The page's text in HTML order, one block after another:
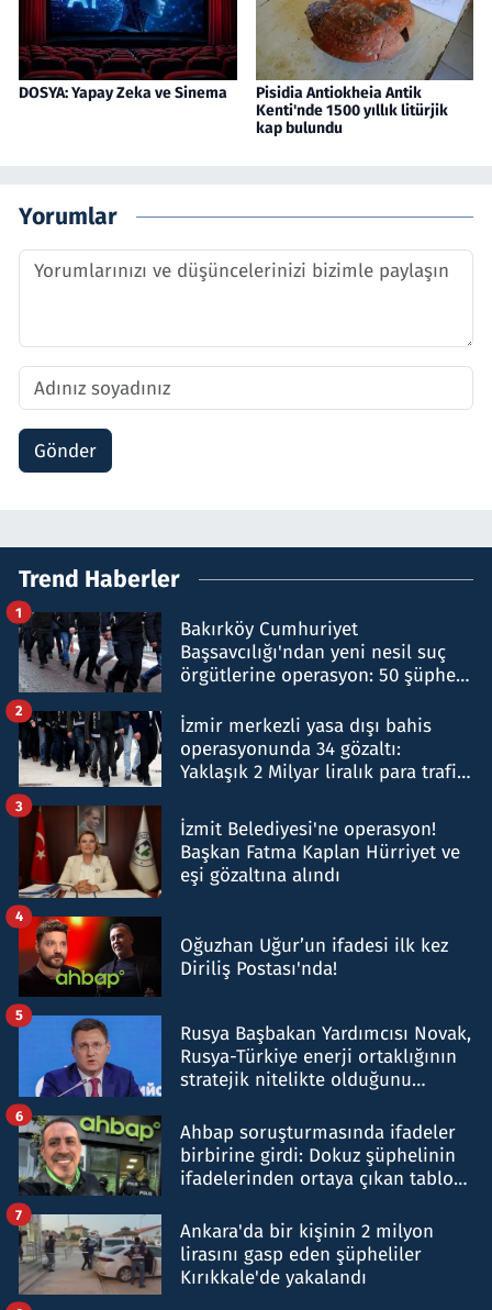
DOSYA: Yapay Zeka ve Sinema
Pisidia Antiokheia Antik
Kenti'nde 1500 yıllık litürjik
kap bulundu
Yorumlar
Gönder
Trend Haberler
Bakırköy Cumhuriyet
Başsavcılığı'ndan yeni nesil suç
örgütlerine operasyon: 50 şüpheli
1
İzmir merkezli yasa dışı bahis
operasyonunda 34 gözaltı:
Yaklaşık 2 Milyar liralık para trafiği
2
İzmit Belediyesi'ne operasyon!
Başkan Fatma Kaplan Hürriyet ve
eşi gözaltına alındı
3
Oğuzhan Uğur’un ifadesi ilk kez
Diriliş Postası'nda!
4
Rusya Başbakan Yardımcısı Novak,
Rusya-Türkiye enerji ortaklığının
stratejik nitelikte olduğunu
5
Ahbap soruşturmasında ifadeler
birbirine girdi: Dokuz şüphelinin
ifadelerinden ortaya çıkan tablo
6
Ankara'da bir kişinin 2 milyon
lirasını gasp eden şüpheliler
Kırıkkale'de yakalandı
7